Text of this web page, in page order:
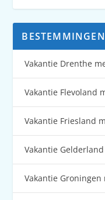
Vakantie Drenthe
Vakantie Flevoland
Vakantie Friesland
Vakantie
Vakantie